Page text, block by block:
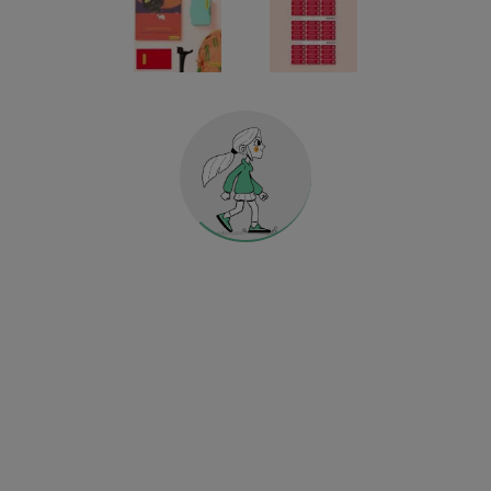
Autocollants réfléchissants
MAISON & DÉCORATION